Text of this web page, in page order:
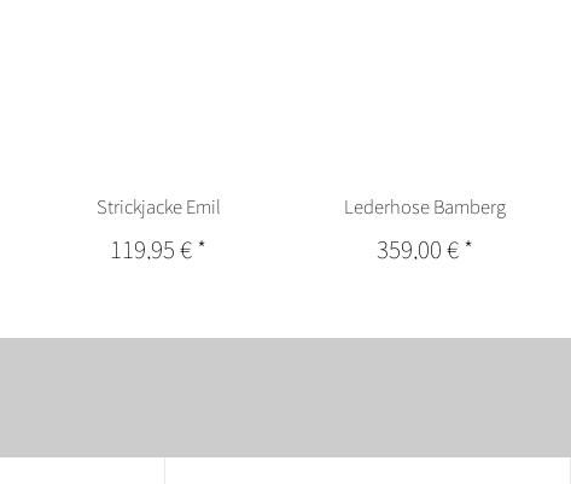
Strickjacke Emil
119,95 €*
Lederhose Bamberg
359,00 €*